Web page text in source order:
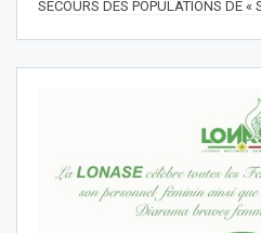
SECOURS DES POPULATIONS DE «